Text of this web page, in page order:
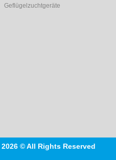
Geflügelzuchtgeräte
© All Rights Reserved